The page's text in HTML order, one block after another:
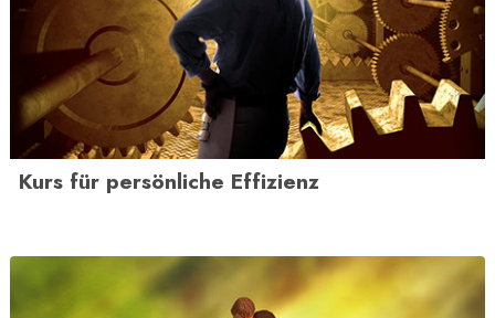
Kurs für persönliche Effizienz